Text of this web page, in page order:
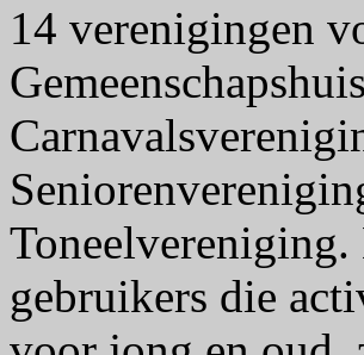
14 verenigingen
Toneelvereniging.
gebruikers die